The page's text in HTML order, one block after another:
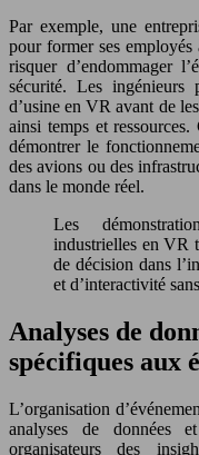
Par exemple, une
pour former ses employés
risquer d’endommager
sécurité. Les ingénieurs
d’usine en VR avant de
ainsi temps et
démontrer le
des avions ou des
dans le monde réel.
Les
industrielles en VR
de décision dans
et d’interactivité
Analyses de
spécifiques aux
L’organisation
analyses de données
organisateurs des